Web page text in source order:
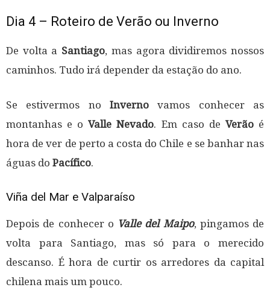
Dia 4 – Roteiro de Verão ou Inverno
De volta a Santiago, mas agora dividiremos nossos
caminhos. Tudo irá depender da estação do ano.
Se estivermos no Inverno vamos conhecer as
montanhas e oValle Nevado. Em caso de Verãoé
hora de ver de perto a costa do Chile e se banhar nas
águas do Pacífico.
Viña del Mar e Valparaíso
Depois de conhecer o Valle del Maipo, pingamos de
volta para Santiago, mas só para o merecido
descanso. É hora de curtir os arredores da capital
chilena mais um pouco.